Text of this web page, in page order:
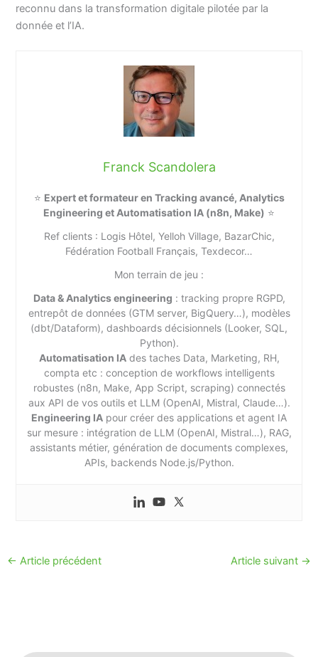
reconnu dans la transformation digitale pilotée par la
donnée et l’IA.
Franck Scandolera
⭐ Expert et formateur en Tracking avancé, Analytics
Engineering et Automatisation IA (n8n, Make) ⭐
Ref clients : Logis Hôtel, Yelloh Village, BazarChic,
Fédération Football Français, Texdecor…
Mon terrain de jeu :
Data & Analytics engineering : tracking propre RGPD,
entrepôt de données (GTM server, BigQuery…), modèles
(dbt/Dataform), dashboards décisionnels (Looker, SQL,
Python).
Automatisation IAdes taches Data, Marketing, RH,
compta etc : conception de workflows intelligents
robustes (n8n, Make, App Script, scraping) connectés
aux API de vos outils et LLM (OpenAI, Mistral, Claude…).
Engineering IA pour créer des applications et agent IA
sur mesure : intégration de LLM (OpenAI, Mistral…), RAG,
assistants métier, génération de documents complexes,
APIs, backends Node.js/Python.
← Article précédent Article suivant →